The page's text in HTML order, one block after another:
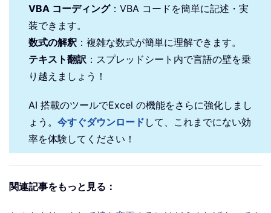
VBA コーディング：VBA コードを簡単に記述・実
装できます。
数式の解釈 ：複雑な数式が簡単に理解できます。
テキスト翻訳 ：スプレッドシート内で言語の壁を乗
り越えましょう！
AI 搭載のツールでExcel の機能をさらに強化しまし
ょう。 今すぐダウンロード して、これまでにない効
率を体験してください！
関連記事をもっと見る：